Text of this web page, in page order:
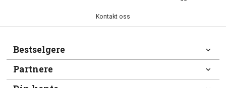
Kontakt oss
Bestselgere
Partnere